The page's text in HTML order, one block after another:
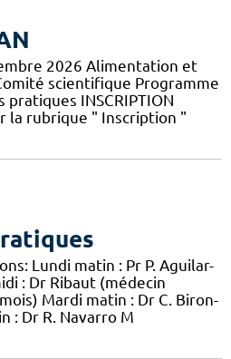
2026 Alimentation et
scientifique Programme
​INSCRIPTION
la rubrique " Inscription "
Lundi matin : Pr P. Aguilar-
: Dr Ribaut (médecin
Mardi matin : Dr C. Biron-
: Dr R. Navarro M